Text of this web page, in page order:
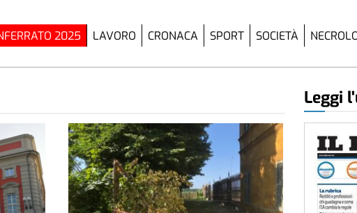
2025 LAVORO CRONACA SPORT SOCIETÀ
Leggi